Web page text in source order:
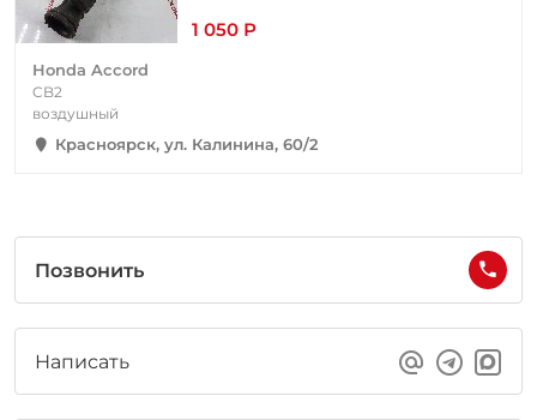
1 050 Р
Honda Accord
CB2
воздушный
Красноярск, ул. Калинина, 60/2
Позвонить
Написать